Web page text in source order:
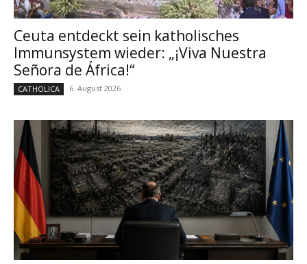
Ceuta entdeckt sein katholisches
Immunsystem wieder: „¡Viva Nuestra
Señora de África!“
CATHOLICA 6. August 2026